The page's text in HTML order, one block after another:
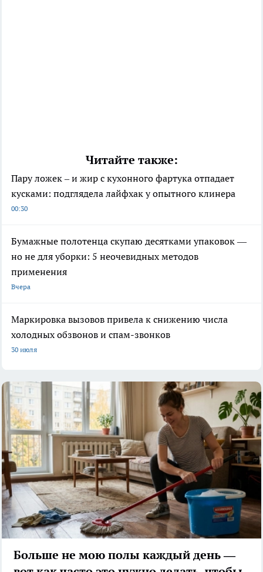
Читайте также:
Пару ложек – и жир с кухонного фартука отпадает
кусками: подглядела лайфхак у опытного клинера
00:30
Бумажные полотенца скупаю десятками упаковок —
но не для уборки: 5 неочевидных методов
применения
Вчера
Маркировка вызовов привела к снижению числа
холодных обзвонов и спам-звонков
30 июля
Больше не мою полы каждый день —